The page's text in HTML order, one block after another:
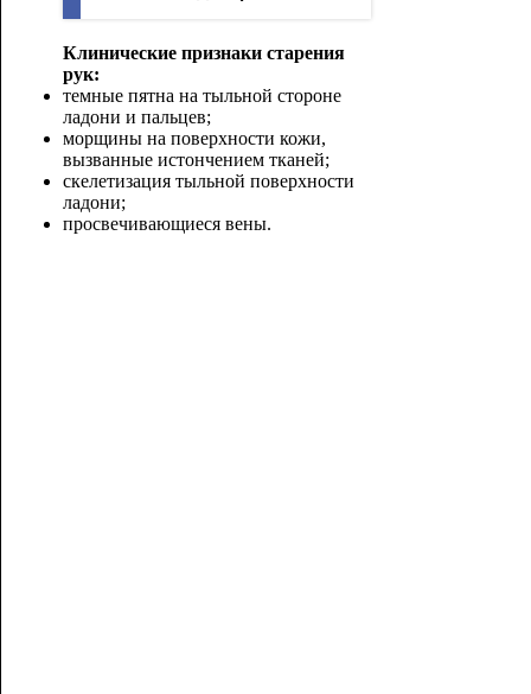
Клинические признаки старения
рук:
темные пятна на тыльной стороне
ладони и пальцев;
морщины на поверхности кожи,
вызванные истончением тканей;
скелетизация тыльной поверхности
ладони;
просвечивающиеся вены.